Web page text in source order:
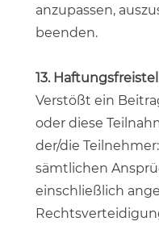
anzupassen,
beenden.
13.
Verstößt ein
oder diese
der/die
sämtlichen
einschließlich